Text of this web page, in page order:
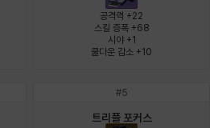
캐시
타지아
공격력 +22
스킬 증폭 +68
시야 +1
쿨다운 감소 +10
#5
트리플 포커스